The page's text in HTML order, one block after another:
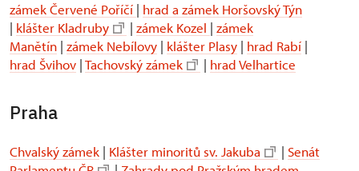
zámek Červené Poříčí | hrad a zámek Horšovský Týn
| klášter Kladruby | zámek Kozel | zámek
Manětín | zámek Nebílovy | klášter Plasy | hrad Rabí |
hrad Švihov |Tachovský zámek | hrad Velhartice
Praha
Chvalský zámek | Klášter minoritů sv. Jakuba | Senát